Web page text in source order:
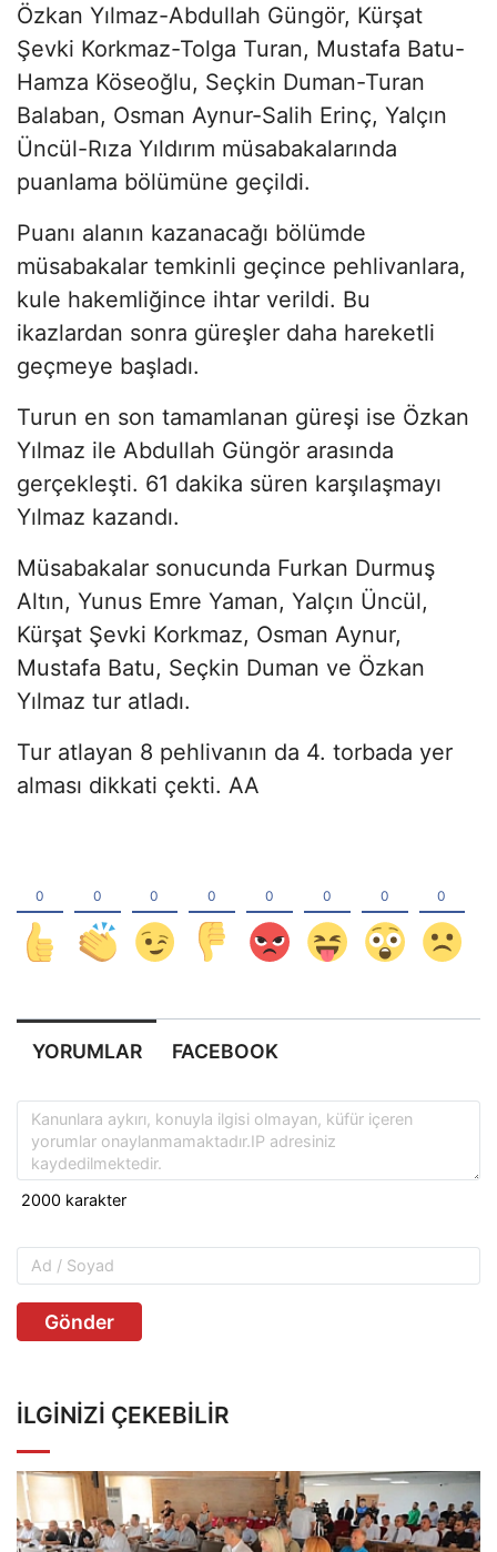
Özkan Yılmaz-Abdullah Güngör, Kürşat
Şevki Korkmaz-Tolga Turan, Mustafa Batu-
Hamza Köseoğlu, Seçkin Duman-Turan
Balaban, Osman Aynur-Salih Erinç, Yalçın
Üncül-Rıza Yıldırım müsabakalarında
puanlama bölümüne geçildi.
Puanı alanın kazanacağı bölümde
müsabakalar temkinli geçince pehlivanlara,
kule hakemliğince ihtar verildi. Bu
ikazlardan sonra güreşler daha hareketli
geçmeye başladı.
Turun en son tamamlanan güreşi ise Özkan
Yılmaz ile Abdullah Güngör arasında
gerçekleşti. 61 dakika süren karşılaşmayı
Yılmaz kazandı.
Müsabakalar sonucunda Furkan Durmuş
Altın, Yunus Emre Yaman, Yalçın Üncül,
Kürşat Şevki Korkmaz, Osman Aynur,
Mustafa Batu, Seçkin Duman ve Özkan
Yılmaz tur atladı.
Tur atlayan 8 pehlivanın da 4. torbada yer
alması dikkati çekti. AA
YORUMLAR FACEBOOK
Gönder
İLGINIZI ÇEKEBILIR